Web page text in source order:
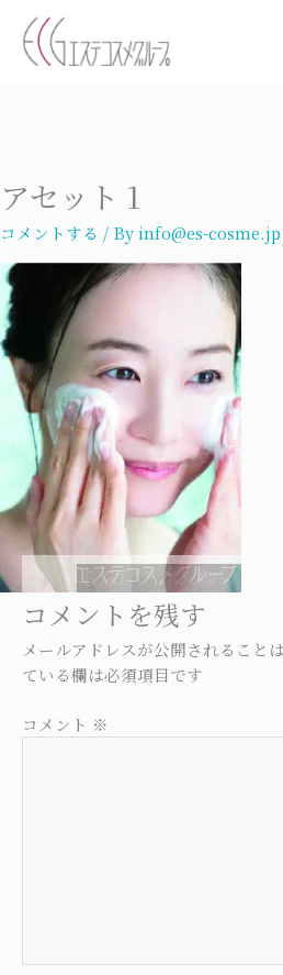
アセット 1
コメントする / Byinfo@es-cosme.jp
コメントを残す
メールアドレスが公開されること
ている欄は必須項目です
コメント ※